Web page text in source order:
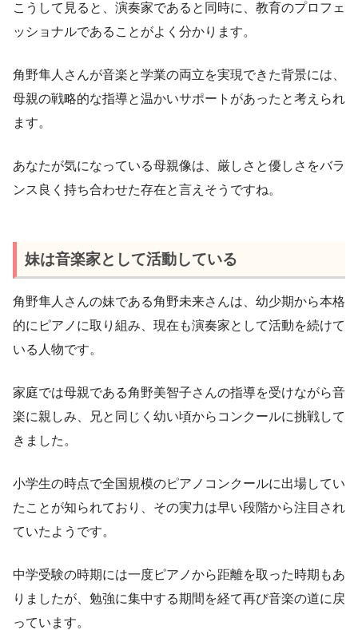
こうして見ると、演奏家であると同時に、教育のプロフェ
ッショナルであることがよく分かります。
角野隼人さんが音楽と学業の両立を実現できた背景には、
母親の戦略的な指導と温かいサポートがあったと考えられ
ます。
あなたが気になっている母親像は、厳しさと優しさをバラ
ンス良く持ち合わせた存在と言えそうですね。
妹は音楽家として活動している
角野隼人さんの妹である角野未来さんは、幼少期から本格
的にピアノに取り組み、現在も演奏家として活動を続けて
いる人物です。
家庭では母親である角野美智子さんの指導を受けながら音
楽に親しみ、兄と同じく幼い頃からコンクールに挑戦して
きました。
小学生の時点で全国規模のピアノコンクールに出場してい
たことが知られており、その実力は早い段階から注目され
ていたようです。
中学受験の時期には一度ピアノから距離を取った時期もあ
りましたが、勉強に集中する期間を経て再び音楽の道に戻
っています。